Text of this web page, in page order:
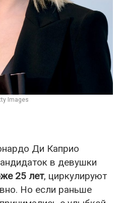
Images
Ди Каприо
в девушки
25 лет, циркулируют
Но если раньше